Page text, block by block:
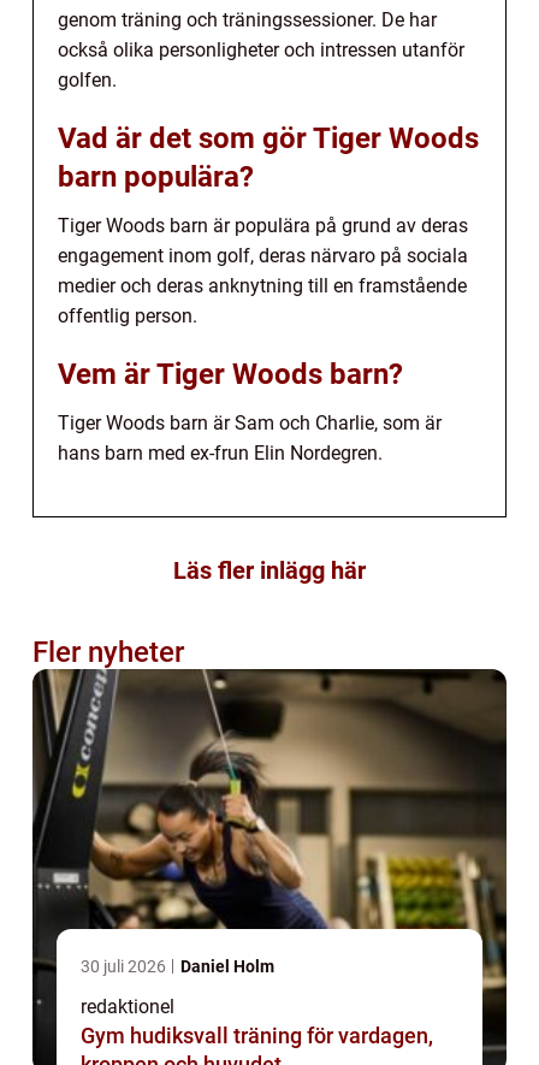
genom träning och träningssessioner. De har
också olika personligheter och intressen utanför
golfen.
Vad är det som gör Tiger Woods
barn populära?
Tiger Woods barn är populära på grund av deras
engagement inom golf, deras närvaro på sociala
medier och deras anknytning till en framstående
offentlig person.
Vem är Tiger Woods barn?
Tiger Woods barn är Sam och Charlie, som är
hans barn med ex-frun Elin Nordegren.
Läs fler inlägg här
Fler nyheter
30 juli 2026 Daniel Holm
redaktionel
Gym hudiksvall träning för vardagen,